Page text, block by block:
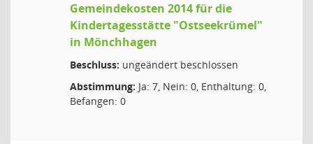
Gemeindekosten 2014 für die
Kindertagesstätte "Ostseekrümel"
in Mönchhagen
Beschluss: ungeändert beschlossen
Abstimmung: Ja: 7, Nein: 0, Enthaltung: 0,
Befangen: 0